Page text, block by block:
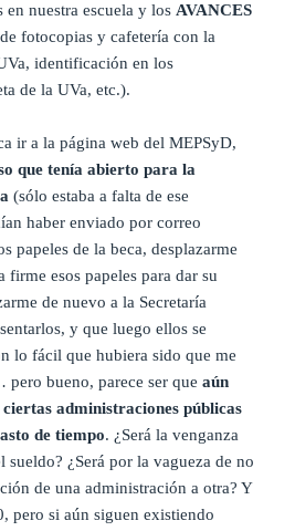
en nuestra escuela y losAVANCES
fotocopias y cafetería con la
identificación en los
de la UVa, etc.).
ir a la página web del MEPSyD,
que tenía abierto para la
(sólo estaba a falta de ese
haber enviado por correo
papeles de la beca, desplazarme
esos papeles para dar su
de nuevo a la Secretaría
y que luego ellos se
lo fácil que hubiera sido que me
pero bueno, parece ser queaún
administraciones públicas
de tiempo. ¿Será la venganza
sueldo? ¿Será por la vagueza de no
de una administración a otra? Y
pero si aún siguen existiendo